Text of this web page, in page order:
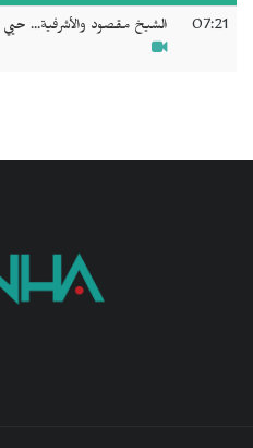
07:21 الشيخ مقصود والأشرفية... حيي